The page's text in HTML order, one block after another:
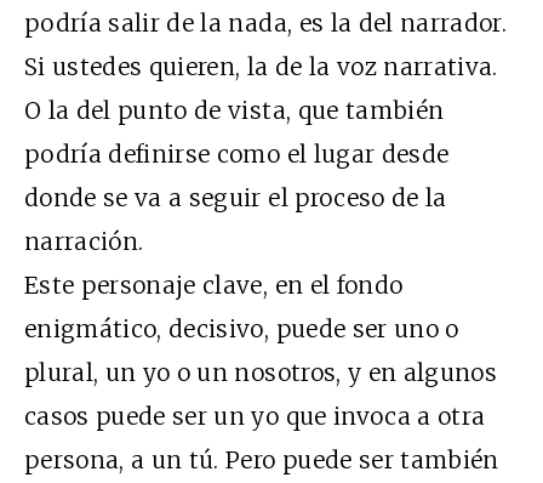
podría salir de la nada, es la del narrador.
Si ustedes quieren, la de la voz narrativa.
O la del punto de vista, que también
podría definirse como el lugar desde
donde se va a seguir el proceso de la
narración.
Este personaje clave, en el fondo
enigmático, decisivo, puede ser uno o
plural, un yo o un nosotros, y en algunos
casos puede ser un yo que invoca a otra
persona, a un tú. Pero puede ser también